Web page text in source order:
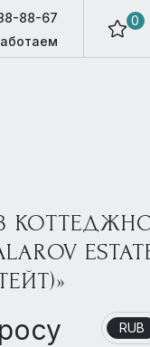
0
88-67
RUB